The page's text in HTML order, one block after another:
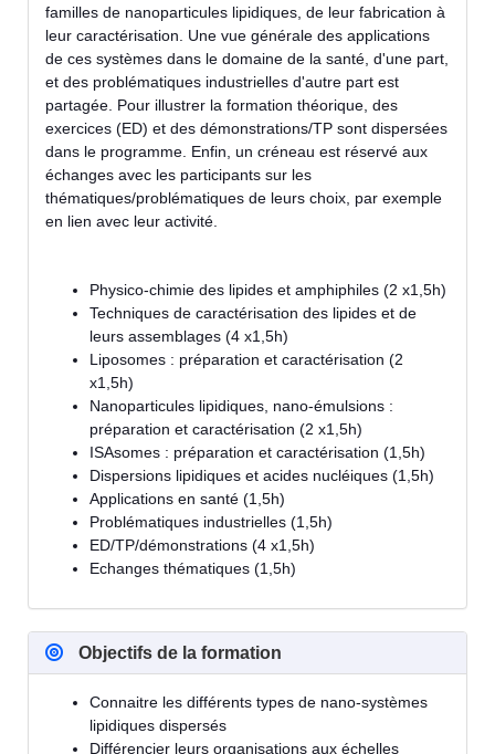
familles de nanoparticules lipidiques, de leur fabrication à
leur caractérisation. Une vue générale des applications
de ces systèmes dans le domaine de la santé, d'une part,
et des problématiques industrielles d'autre part est
partagée. Pour illustrer la formation théorique, des
exercices (ED) et des démonstrations/TP sont dispersées
dans le programme. Enfin, un créneau est réservé aux
échanges avec les participants sur les
thématiques/problématiques de leurs choix, par exemple
en lien avec leur activité.
Physico-chimie des lipides et amphiphiles (2 x1,5h)
Techniques de caractérisation des lipides et de
leurs assemblages (4 x1,5h)
Liposomes : préparation et caractérisation (2
x1,5h)
Nanoparticules lipidiques, nano-émulsions :
préparation et caractérisation (2 x1,5h)
ISAsomes : préparation et caractérisation (1,5h)
Dispersions lipidiques et acides nucléiques (1,5h)
Applications en santé (1,5h)
Problématiques industrielles (1,5h)
ED/TP/démonstrations (4 x1,5h)
Echanges thématiques (1,5h)
Objectifs de la formation
Connaitre les différents types de nano-systèmes
lipidiques dispersés
Différencier leurs organisations aux échelles